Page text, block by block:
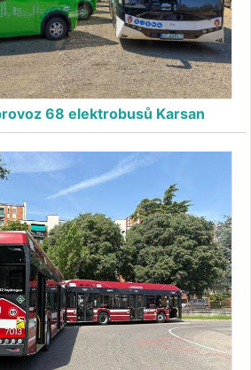
68 elektrobusů Karsan